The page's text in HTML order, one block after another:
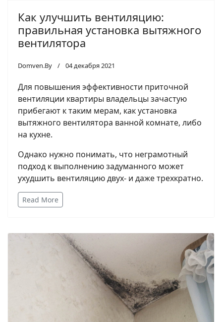
Как улучшить вентиляцию:
правильная установка вытяжного
вентилятора
Domven.By 04 декабря 2021
Для повышения эффективности приточной
вентиляции квартиры владельцы зачастую
прибегают к таким мерам, как установка
вытяжного вентилятора ванной комнате, либо
на кухне.
Однако нужно понимать, что неграмотный
подход к выполнению задуманного может
ухудшить вентиляцию двух- и даже трехкратно.
Read More